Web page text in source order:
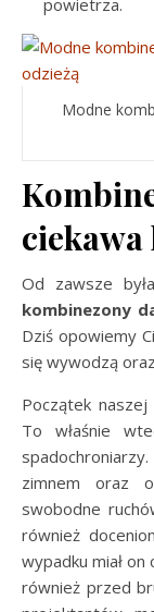
Modne
Od zawsze
kombinezony
Dziś opowiemy
się wywodzą
Początek
To właśnie
zimnem oraz
swobodne
również
wypadku miał
również przed